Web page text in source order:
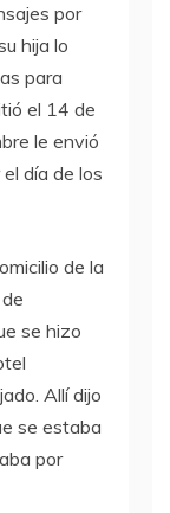
por
hija lo
para
el 14 de
le envió
día de los
de la
se hizo
Allí dijo
se estaba
por